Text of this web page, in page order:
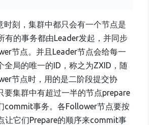
时刻，集群中都只会有一个节点是
有的事务都由Leader发起，并同步
节点。并且Leader节点会给每一
全局的唯一的ID，称之为ZXID，随
节点时，用的是二阶段提交协
要集群中有超过一半的节点prepare
commit事务。各Follower节点要按
让它们Prepare的顺序来commit事